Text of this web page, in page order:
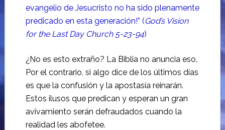
evangelio de Jesucristo no ha sido plenamente
predicado en esta generación!” (God’s Vision
for the Last Day Church 5-23-94)
¿No es esto extraño? La Biblia no anuncia eso.
Por el contrario, si algo dice de los últimos días
es que la confusión y la apostasía reinarán.
Estos ilusos que predican y esperan un gran
avivamiento serán defraudados cuando la
realidad les abofetee.